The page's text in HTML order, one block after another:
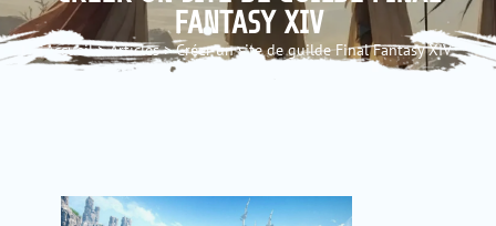
FANTASY XIV
Accueil > Articles > Créer un site de guilde Final Fantasy XIV